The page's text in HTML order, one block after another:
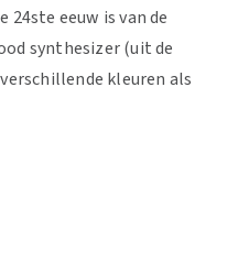
eeuw is van de
synthesizer (uit de
kleuren als